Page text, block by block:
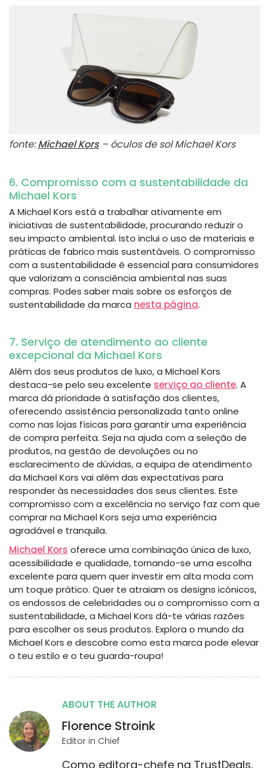
fonte:Michael Kors– óculos de sol Michael Kors
6. Compromisso com a sustentabilidade da
Michael Kors
A Michael Kors está a trabalhar ativamente em
iniciativas de sustentabilidade, procurando reduzir o
seu impacto ambiental. Isto inclui o uso de materiais e
práticas de fabrico mais sustentáveis. O compromisso
com a sustentabilidade é essencial para consumidores
que valorizam a consciência ambiental nas suas
compras. Podes saber mais sobre os esforços de
sustentabilidade da marca nesta página.
7. Serviço de atendimento ao cliente
excepcional da Michael Kors
Além dos seus produtos de luxo, a Michael Kors
destaca-se pelo seu excelente serviço ao cliente. A
marca dá prioridade à satisfação dos clientes,
oferecendo assistência personalizada tanto online
como nas lojas físicas para garantir uma experiência
de compra perfeita. Seja na ajuda com a seleção de
produtos, na gestão de devoluções ou no
esclarecimento de dúvidas, a equipa de atendimento
da Michael Kors vai além das expectativas para
responder às necessidades dos seus clientes. Este
compromisso com a excelência no serviço faz com que
comprar na Michael Kors seja uma experiência
agradável e tranquila.
Michael Kors oferece uma combinação única de luxo,
acessibilidade e qualidade, tornando-se uma escolha
excelente para quem quer investir em alta moda com
um toque prático. Quer te atraiam os designs icónicos,
os endossos de celebridades ou o compromisso com a
sustentabilidade, a Michael Kors dá-te várias razões
para escolher os seus produtos. Explora o mundo da
Michael Kors e descobre como esta marca pode elevar
o teu estilo e o teu guarda-roupa!
ABOUT THE AUTHOR
Florence Stroink
Editor in Chief
Como editora-chefe na TrustDeals,